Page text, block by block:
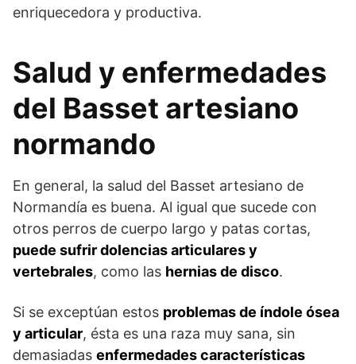
enriquecedora y productiva.
Salud y enfermedades
del Basset artesiano
normando
En general, la salud del Basset artesiano de
Normandía es buena. Al igual que sucede con
otros perros de cuerpo largo y patas cortas,
puede sufrir dolencias articulares y
vertebrales, como las hernias de disco.
Si se exceptúan estos problemas de índole ósea
y articular, ésta es una raza muy sana, sin
demasia­das enfermedades características